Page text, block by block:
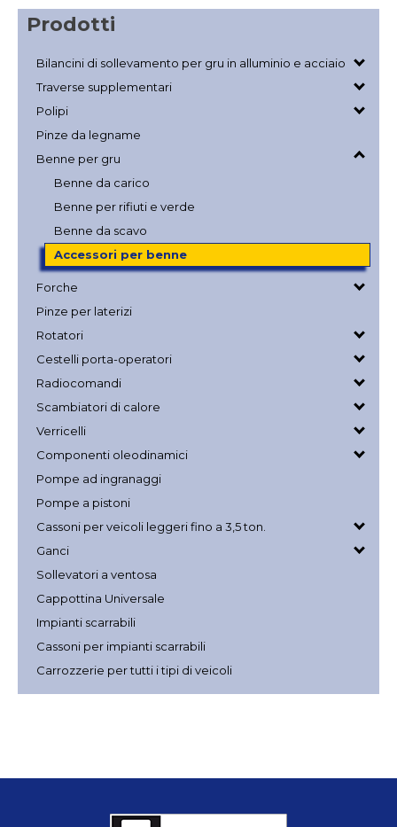
Prodotti
Bilancini di sollevamento per gru in alluminio e acciaio
Traverse supplementari
Polipi
Pinze da legname
Benne per gru
Benne da carico
Benne per rifiuti e verde
Benne da scavo
Accessori per benne
Forche
Pinze per laterizi
Rotatori
Cestelli porta-operatori
Radiocomandi
Scambiatori di calore
Verricelli
Componenti oleodinamici
Pompe ad ingranaggi
Pompe a pistoni
Cassoni per veicoli leggeri fino a 3,5 ton.
Ganci
Sollevatori a ventosa
Cappottina Universale
Impianti scarrabili
Cassoni per impianti scarrabili
Carrozzerie per tutti i tipi di veicoli